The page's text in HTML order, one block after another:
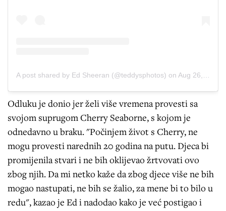
A post shared by Ed Sheeran (@teddysphotos) on Aug 26, 2019 at 9:55am PDT
Odluku je donio jer želi više vremena provesti sa
svojom suprugom Cherry Seaborne, s kojom je
odnedavno u braku. "Počinjem život s Cherry, ne
mogu provesti narednih 20 godina na putu. Djeca bi
promijenila stvari i ne bih oklijevao žrtvovati ovo
zbog njih. Da mi netko kaže da zbog djece više ne bih
mogao nastupati, ne bih se žalio, za mene bi to bilo u
redu", kazao je Ed i nadodao kako je već postigao i